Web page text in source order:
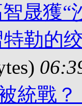
晟獲“
勒的
統戰